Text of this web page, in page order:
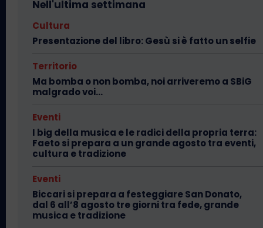
Nell'ultima settimana
Cultura
Presentazione del libro: Gesù si è fatto un selfie
Territorio
Ma bomba o non bomba, noi arriveremo a SBiG
malgrado voi…
Eventi
I big della musica e le radici della propria terra:
Faeto si prepara a un grande agosto tra eventi,
cultura e tradizione
Eventi
Biccari si prepara a festeggiare San Donato,
dal 6 all’8 agosto tre giorni tra fede, grande
musica e tradizione